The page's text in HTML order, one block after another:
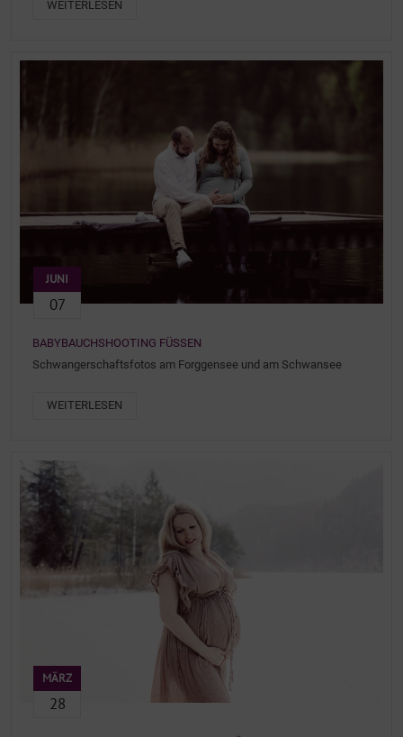
WEITERLESEN
JUNI
07
BABYBAUCHSHOOTING FÜSSEN
Schwangerschaftsfotos am Forggensee und am Schwansee
WEITERLESEN
MÄRZ
28